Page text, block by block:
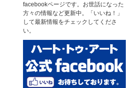
facebookページです。お世話になった
方々の情報など更新中。「いいね！」
して最新情報をチェックしてくださ
い。